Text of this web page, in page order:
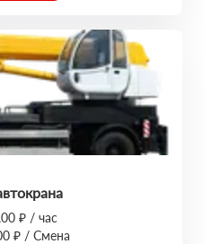
₽ / час
₽ / Смена